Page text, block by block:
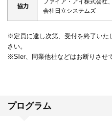
協力
ファイア・アイ株式会社
会社日立システムズ
※定員に達し次第、受付を終了いた
さい。
※SIer、同業他社などはお断りさせ
プログラム